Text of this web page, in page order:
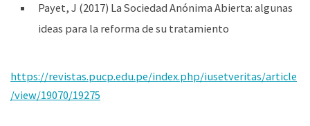
Payet, J (2017) La Sociedad Anónima Abierta: algunas
ideas para la reforma de su tratamiento
https://revistas.pucp.edu.pe/index.php/iusetveritas/article
/view/19070/19275